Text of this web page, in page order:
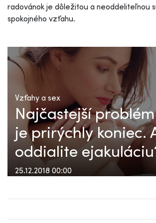
radovánok je dôležitou a neoddeliteľnou
spokojného vzťahu.
Vzťahy a sex
Najčastejší
je prirýchly koniec.
oddialite
25.12.2018 00:00